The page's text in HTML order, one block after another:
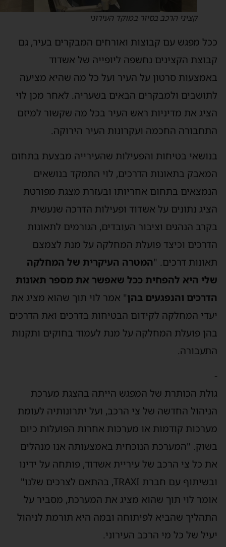
קציני הרכב בסיור במוקד העירוני
מפגש עם קבוצות ואורחים המבקרים בעיר, גם
הקצינים נחשפה ליופייה של אשדוד
סרטון על העיר ועל כל מה שהיא מציעה
ולמבקרים הבאים בשעריה. לאחר מכן לוי
את מדיניות ראש העיר בכל מה שקשור למיזם
החכמה ועקרונות העיר הירוקה.
בטיחות והפעילות שהעירייה מבצעת בתחום
בתאונות הדרכים, לוי התמקד בנושאים
בתחום אחריותו ובעזרת מצגת מפורטת
נתונים על אשדוד ופעילות הדרכה שנעשית
הנהגים וציבור העובדים, הגורמים לתאונות
וכיצד פועלת המחלקה על מנת לצמצם
דרכים. "המטרה העיקרית של המחלקה
היא להפחית ככל שאפשר את מספר תאונות
והנפגעים בהן" אמר לוי תוך שהוא מציג את
המחלקה לקידום הבטיחות בדרכים ואת הדרכים
פועלת המחלקה על מנת לעמוד בחוקים ותקנות
הכותרת של המפגש הייתה בהצגת מערכת
החדשה של צי הרכב, ועל יתרונותיה לעומת
קודמות או מערכות אחרות הפועלות כיום
"המערכת הנוכחית באמצעותה אנו מנהלים
כל צי הרכב של עיריית אשדוד, פותחה על ידינו
ובשיתוף עם חברת TRAXI, בהתאם לצרכים שלנו"
לוי תוך שהוא מציג את המערכת, מסביר על
שהביא לפיתוחה ובמה היא תורמת לניהול
של כל מי הרכב העירוני.